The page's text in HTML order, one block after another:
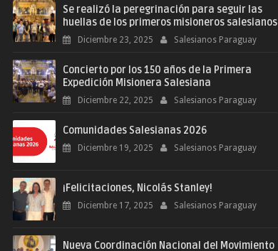
Se realizó la peregrinación para seguir las
huellas de los primeros misioneros salesianos
Diciembre 23, 2025 Salesianos Paraguay
Concierto por los 150 años de la Primera
Expedición Misionera Salesiana
Diciembre 22, 2025 Salesianos Paraguay
Comunidades Salesianas 2026
Diciembre 19, 2025 Salesianos Paraguay
¡Felicitaciones, Nicolás Stanley!
Diciembre 17, 2025 Salesianos Paraguay
Nueva Coordinación Nacional del Movimiento